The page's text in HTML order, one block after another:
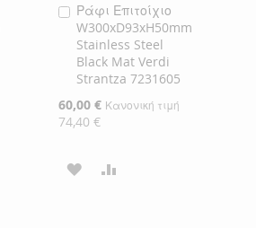
Ράφι Επιτοίχιο
W300xD93xH50mm
Stainless Steel
Black Mat Verdi
Strantza 7231605
Ειδική
Τιμή
60,00 € Κανονική τιμή
74,40 €
Προσθήκη
στο
Καλάθι
ΠΡΟΣΘΉΚΗ